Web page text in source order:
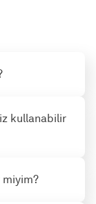
kullanabilir